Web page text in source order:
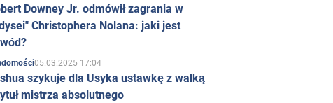
Downey Jr. odmówił zagrania w
Christophera Nolana: jaki jest
05.03.2025 17:04
szykuje dla Usyka ustawkę z walką
mistrza absolutnego